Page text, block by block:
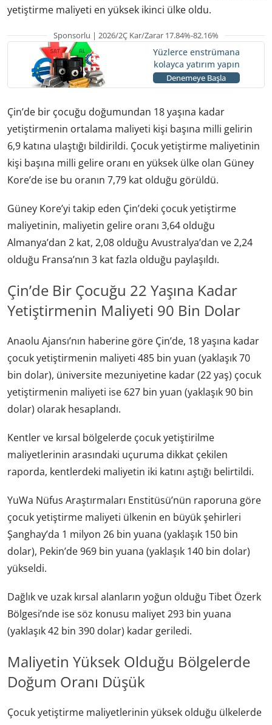
yetiştirme maliyeti en yüksek ikinci ülke oldu.
Sponsorlu | 2026/2Ç Kar/Zarar 17.84%-82.16%
Yüzlerce enstrümana
kolayca yatırım yapın
Denemeye Başla
Çin’de bir çocuğu doğumundan 18 yaşına kadar
yetiştirmenin ortalama maliyeti kişi başına milli gelirin
6,9 katına ulaştığı bildirildi. Çocuk yetiştirme maliyetinin
kişi başına milli gelire oranı en yüksek ülke olan Güney
Kore’de ise bu oranın 7,79 kat olduğu görüldü.
Güney Kore’yi takip eden Çin’deki çocuk yetiştirme
maliyetinin, maliyetin gelire oranı 3,64 olduğu
Almanya’dan 2 kat, 2,08 olduğu Avustralya’dan ve 2,24
olduğu Fransa’nın 3 kat fazla olduğu paylaşıldı.
Çin’de Bir Çocuğu 22 Yaşına Kadar
Yetiştirmenin Maliyeti 90 Bin Dolar
Anaolu Ajansı’nın haberine göre Çin’de, 18 yaşına kadar
çocuk yetiştirmenin maliyeti 485 bin yuan (yaklaşık 70
bin dolar), üniversite mezuniyetine kadar (22 yaş) çocuk
yetiştirmenin maliyeti ise 627 bin yuan (yaklaşık 90 bin
dolar) olarak hesaplandı.
Kentler ve kırsal bölgelerde çocuk yetiştirilme
maliyetlerinin arasındaki uçuruma dikkat çekilen
raporda, kentlerdeki maliyetin iki katını aştığı belirtildi.
YuWa Nüfus Araştırmaları Enstitüsü’nün raporuna göre
çocuk yetiştirme maliyeti ülkenin en büyük şehirleri
Şanghay’da 1 milyon 26 bin yuana (yaklaşık 150 bin
dolar), Pekin’de 969 bin yuana (yaklaşık 140 bin dolar)
yükseldi.
Dağlık ve uzak kırsal alanların yoğun olduğu Tibet Özerk
Bölgesi’nde ise söz konusu maliyet 293 bin yuana
(yaklaşık 42 bin 390 dolar) kadar geriledi.
Maliyetin Yüksek Olduğu Bölgelerde
Doğum Oranı Düşük
Çocuk yetiştirme maliyetlerinin yüksek olduğu ülkelerde